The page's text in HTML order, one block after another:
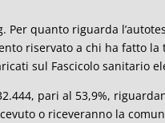
Per quanto riguarda
riservato a chi ha fatto la
sul Fascicolo sanitario
pari al 53,9%,
o riceveranno la